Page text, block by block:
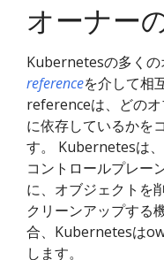
オーナー
Kubernetesの多くの
referenceを介して相
referenceは、どのオ
に依存しているかを
す。 Kubernetesは
コントロールプレー
に、オブジェクトを
クリーンアップする
合、Kubernetesは
します。